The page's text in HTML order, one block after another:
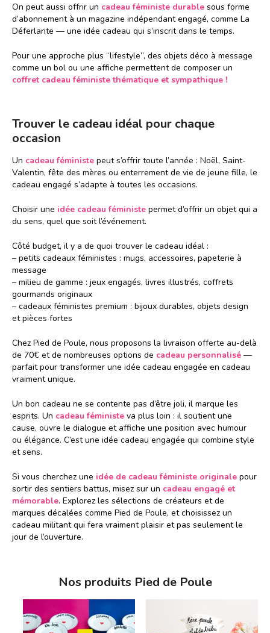
On peut aussi offrir un cadeau féministe durable sous forme
d’abonnement à un magazine indépendant engagé, comme La
Déferlante — une idée cadeau qui s’inscrit dans le temps.
Pour une approche plus “lifestyle”, des objets déco à message
comme un bol ou une affiche permettent de composer un
coffret cadeau féministe thématique et sympathique !
Trouver le cadeau idéal pour chaque
occasion
Un cadeau féministe peut s’offrir toute l’année : Noël, Saint-
Valentin, fête des mères ou enterrement de vie de jeune fille, le
cadeau engagé s’adapte à toutes les occasions.
Choisir une idée cadeau féministe permet d’offrir un objet qui a
du sens, quel que soit l’événement.
Côté budget, il y a de quoi trouver le cadeau idéal :
– petits cadeaux féministes : mugs, accessoires, papeterie à
message
– milieu de gamme : jeux engagés, livres illustrés, coffrets
gourmands originaux
– cadeaux féministes premium : bijoux durables, objets design
et pièces fortes
Chez Pied de Poule, nous proposons la livraison offerte au-delà
de 70€ et de nombreuses options de cadeau personnalisé —
parfait pour transformer une idée cadeau engagée en cadeau
vraiment unique.
Un bon cadeau ne se contente pas d’être joli, il marque les
esprits. Un cadeau féministe va plus loin : il soutient une
cause, ouvre le dialogue et affiche une position avec humour
ou élégance. C’est une idée cadeau engagée qui combine style
et sens.
Si vous cherchez une idée de cadeau féministe originale pour
sortir des sentiers battus, misez sur un cadeau engagé et
mémorable. Explorez les sélections de créateurs et de
marques décalées comme Pied de Poule, et choisissez un
cadeau militant qui fera vraiment plaisir et pas seulement le
jour de l’ouverture.
Nos produits Pied de Poule